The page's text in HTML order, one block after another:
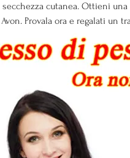
cutanea. Ottieni
Provala ora e regalati un